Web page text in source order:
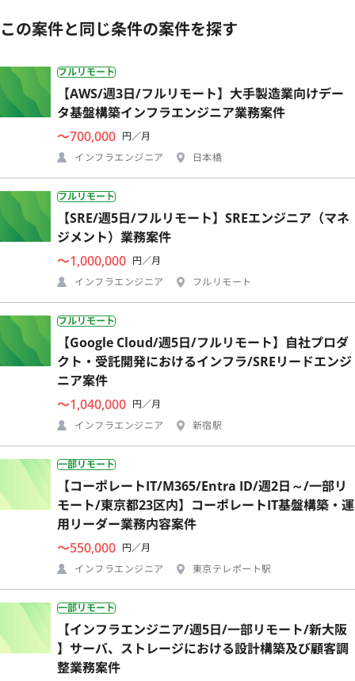
この案件と同じ条件の案件を探す
フルリモート
【AWS/週3日/フルリモート】大手製造業向けデー
タ基盤構築インフラエンジニア業務案件
〜700,000 円／月
インフラエンジニア
日本橋
フルリモート
【SRE/週5日/フルリモート】SREエンジニア（マネ
ジメント）業務案件
〜1,000,000 円／月
インフラエンジニア
フルリモート
フルリモート
【Google Cloud/週5日/フルリモート】自社プロダ
クト・受託開発におけるインフラ/SREリードエンジ
ニア案件
〜1,040,000 円／月
インフラエンジニア
新宿駅
一部リモート
【コーポレートIT/M365/Entra ID/週2日～/一部リ
モート/東京都23区内】コーポレートIT基盤構築・運
用リーダー業務内容案件
〜550,000 円／月
インフラエンジニア
東京テレポート駅
一部リモート
【インフラエンジニア/週5日/一部リモート/新大阪
】サーバ、ストレージにおける設計構築及び顧客調
整業務案件